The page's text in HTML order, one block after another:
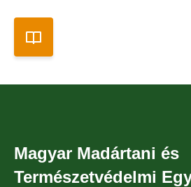
Magyar Madártani és
Természetvédelmi